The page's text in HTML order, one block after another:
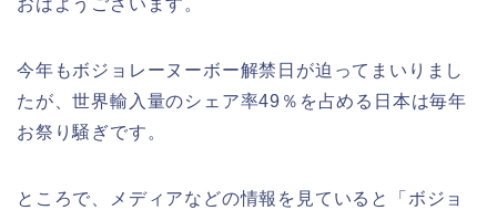
おはようございます。
今年もボジョレーヌーボー解禁日が迫ってまいりまし
たが、世界輸入量のシェア率49％を占める日本は毎年
お祭り騒ぎです。
ところで、メディアなどの情報を見ていると「ボジョ